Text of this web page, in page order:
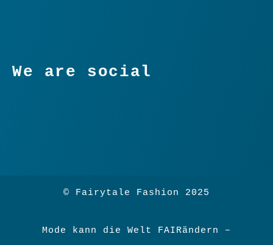
We are social
© Fairytale Fashion 2025
Mode kann die Welt FAIRändern –